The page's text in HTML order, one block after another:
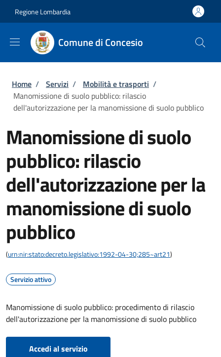
Regione Lombardia
Comune di Concesio
Briciole di pane
Home / Servizi / Mobilità e trasporti /
Manomissione di suolo pubblico: rilascio
dell'autorizzazione per la manomissione di suolo pubblico
Manomissione di suolo
pubblico: rilascio
dell'autorizzazione per la
manomissione di suolo
pubblico
(urn:nir:stato:decreto.legislativo:1992-04-30;285~art21)
Servizio attivo
Manomissione di suolo pubblico: procedimento di rilascio
dell'autorizzazione per la manomissione di suolo pubblico
Accedi al servizio